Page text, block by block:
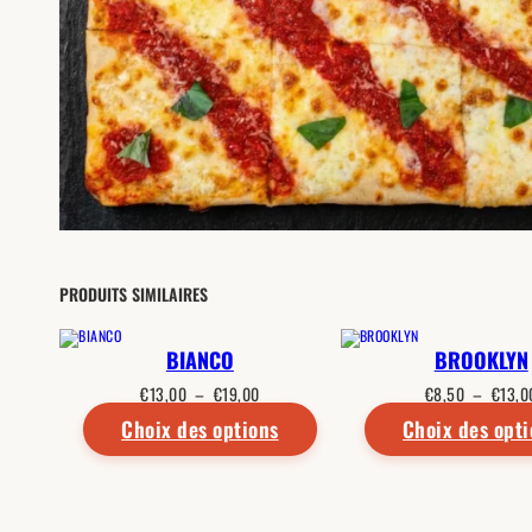
PRODUITS SIMILAIRES
BIANCO
€13,00 – €19,00Plage
de
prix :
€13,00
à
Choix des options
BROOKLYN
€8,50 – €
Choix des